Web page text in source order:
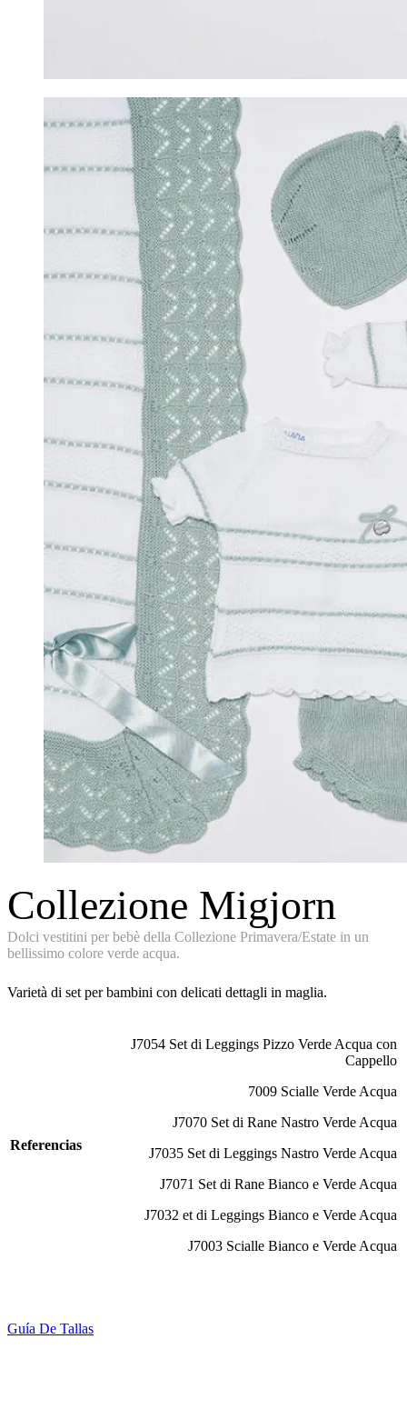
Collezione Migjorn
Dolci vestitini per bebè della Collezione Primavera/Estate in un
bellissimo colore verde acqua.
Varietà di set per bambini con delicati dettagli in maglia.
Referencias
J7054 Set di Leggings Pizzo Verde Acqua con
Cappello
7009 Scialle Verde Acqua
J7070 Set di Rane Nastro Verde Acqua
J7035 Set di Leggings Nastro Verde Acqua
J7071 Set di Rane Bianco e Verde Acqua
J7032 et di Leggings Bianco e Verde Acqua
J7003 Scialle Bianco e Verde Acqua
Guía De Tallas